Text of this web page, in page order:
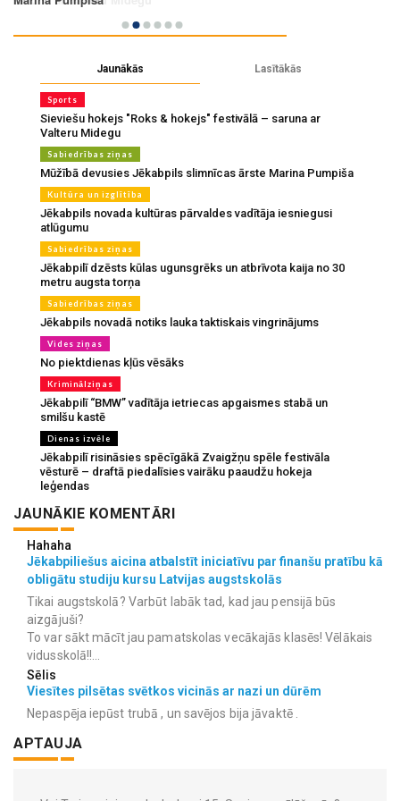
Jaunākās Lasītākās
Sports
Sieviešu hokejs "Roks & hokejs" festivālā – saruna ar
Valteru Midegu
Sabiedrības ziņas
Mūžībā devusies Jēkabpils slimnīcas ārste Marina Pumpiša
Kultūra un izglītība
Jēkabpils novada kultūras pārvaldes vadītāja iesniegusi
atlūgumu
Sabiedrības ziņas
Jēkabpilī dzēsts kūlas ugunsgrēks un atbrīvota kaija no 30
metru augsta torņa
Sabiedrības ziņas
Jēkabpils novadā notiks lauka taktiskais vingrinājums
Vides ziņas
No piektdienas kļūs vēsāks
Kriminālziņas
Jēkabpilī “BMW” vadītāja ietriecas apgaismes stabā un
smilšu kastē
Dienas izvēle
Jēkabpilī risināsies spēcīgākā Zvaigžņu spēle festivāla
vēsturē – draftā piedalīsies vairāku paaudžu hokeja
leģendas
JAUNĀKIE KOMENTĀRI
Hahaha
Jēkabpiliešus aicina atbalstīt iniciatīvu par finanšu pratību kā
obligātu studiju kursu Latvijas augstskolās
Tikai augstskolā? Varbūt labāk tad, kad jau pensijā būs
aizgājuši?
To var sākt mācīt jau pamatskolas vecākajās klasēs! Vēlākais
vidusskolā!!...
Sēlis
Viesītes pilsētas svētkos vicinās ar nazi un dūrēm
Nepaspēja iepūst trubā , un savējos bija jāvaktē .
APTAUJA